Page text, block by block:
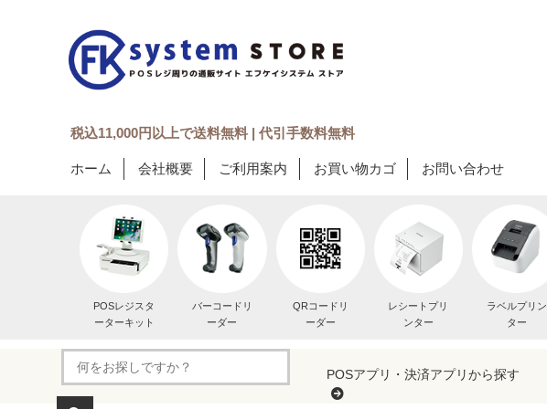
税込11,000円以上で送料無料 | 代引手数料無料
ホーム 会社概要 ご利用案内 お買い物カゴ お問い合わせ
POSレジスタ
ーターキット
バーコードリ
ーダー
QRコードリ
ーダー
レシートプリ
ンター
ラベルプリン
ター
POSアプリ・決済アプリから探す